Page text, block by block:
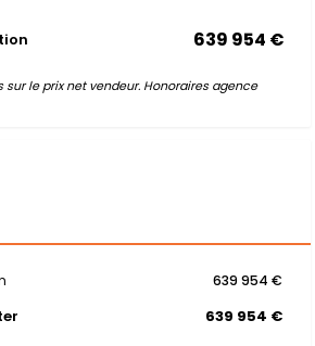
639 954 €
sur le prix net vendeur. Honoraires agence
639 954 €
639 954 €